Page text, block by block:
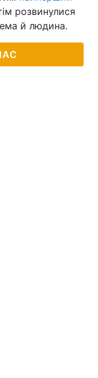
розвинулися
й людина.